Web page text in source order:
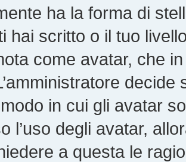
ha la forma di
hai scritto o il tuo
come avatar, che
in cui gli avatar
l’uso degli avatar,
a questa le